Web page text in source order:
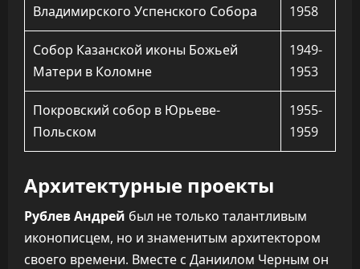
Владимирского Успенского Собора
1958
Собор Казанской иконы Божьей
Матери в Коломне
1949-
1953
Покровский собор в Юрьеве-
Польском
1955-
1959
Архитектурные проекты
Рублев Андрей был не только талантливым
иконописцем, но и знаменитым архитектором
своего времени. Вместе с Даниилом Черным он